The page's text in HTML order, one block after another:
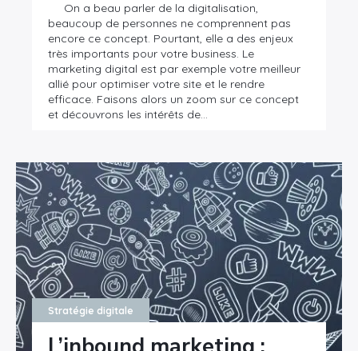
On a beau parler de la digitalisation,
beaucoup de personnes ne comprennent pas
encore ce concept. Pourtant, elle a des enjeux
très importants pour votre business. Le
marketing digital est par exemple votre meilleur
allié pour optimiser votre site et le rendre
efficace. Faisons alors un zoom sur ce concept
et découvrons les intérêts de…
Stratégie digitale